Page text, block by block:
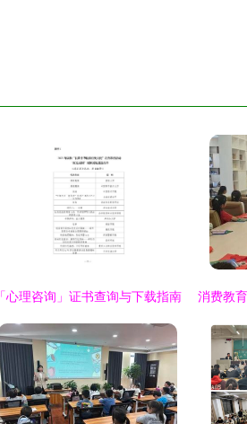
「心理咨询」证书查询与下载指南